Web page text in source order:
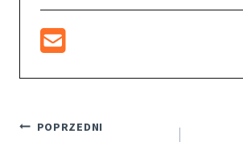
Nawigacja
POPRZEDNI